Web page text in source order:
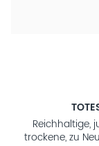
Reichhaltige,
trockene, zu